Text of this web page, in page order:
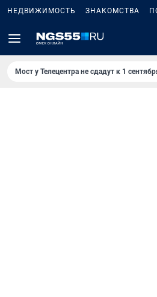
НЕДВИЖИМОСТЬ ЗНАКОМСТВА
Мост у Телецентра не сдадут к 1